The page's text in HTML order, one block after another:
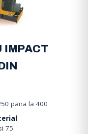
IMPACT
pana la 400
75